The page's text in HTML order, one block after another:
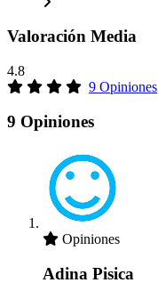
Valoración Media
4.8
9 Opiniones
9 Opiniones
Opiniones
Adina Pisica